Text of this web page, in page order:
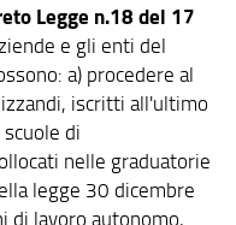
Legge n.18 del 17
e gli enti del
a) procedere al
iscritti all'ultimo
di
nelle graduatorie
legge 30 dicembre
di lavoro autonomo,